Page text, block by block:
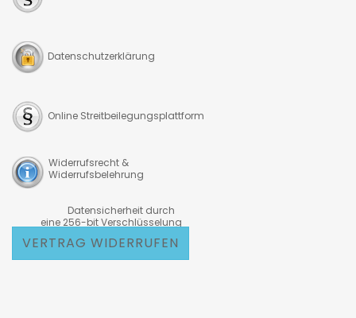
Datenschutzerklärung
Online Streitbeilegungsplattform
Widerrufsrecht &
Widerrufsbelehrung
Datensicherheit durch
eine 256-bit Verschlüsselung
VERTRAG WIDERRUFEN